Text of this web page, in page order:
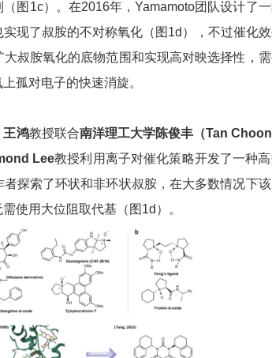
图1c）。在2016年，Yamamoto团队设计了
现了叔胺的不对称氧化（图1d），不过催化
叔胺氧化的底物范围和实现高对映选择性，
孤对电子的快速消旋。
王鸿教授联合南洋理工大学陈俊丰（Tan
Lee教授利用离子对催化策略开发了一种
探索了环状和非环状叔胺，在大多数情况下
使用大位阻取代基（图1d）。